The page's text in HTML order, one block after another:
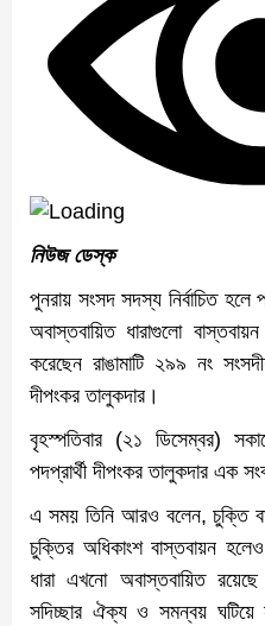
নিউজ ডেস্ক
পুনরায় সংসদ সদস্য নির্বাচিত হলে
অবাস্তবায়িত ধারাগুলো
করেছেন রাঙামাটি ২৯৯ নং
দীপংকর তালুকদার।
বৃহস্পতিবার (২১ ডিসেম্বর)
পদপ্রার্থী দীপংকর তালুকদার এক
এ সময় তিনি আরও বলেন, চুক্তি
চুক্তির অধিকাংশ বাস্তবায়ন
ধারা এখনো অবাস্তবায়িত
সদিচ্ছার ঐক্য ও সমন্বয় ঘটিয়ে